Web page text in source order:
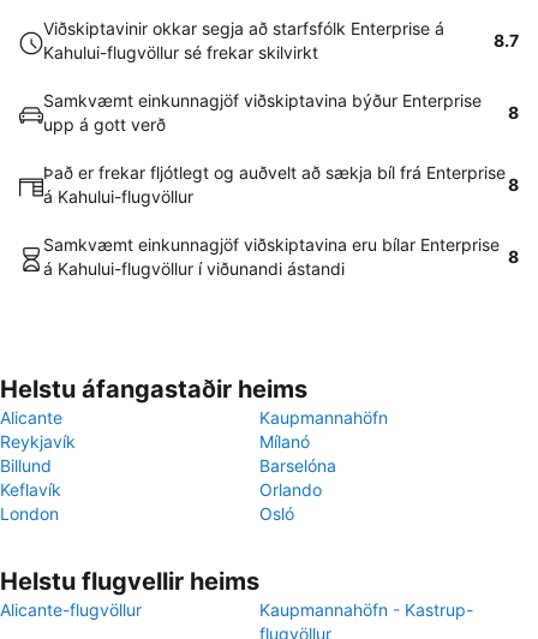
Viðskiptavinir okkar segja að starfsfólk Enterprise á
Kahului-flugvöllur sé frekar skilvirkt
8.7
Samkvæmt einkunnagjöf viðskiptavina býður Enterprise
upp á gott verð
8
Það er frekar fljótlegt og auðvelt að sækja bíl frá Enterprise
á Kahului-flugvöllur
8
Samkvæmt einkunnagjöf viðskiptavina eru bílar Enterprise
á Kahului-flugvöllur í viðunandi ástandi
8
Helstu áfangastaðir heims
Alicante
Kaupmannahöfn
Reykjavík
Mílanó
Billund
Barselóna
Keflavík
Orlando
London
Osló
Helstu flugvellir heims
Alicante-flugvöllur
Kaupmannahöfn - Kastrup-
flugvöllur